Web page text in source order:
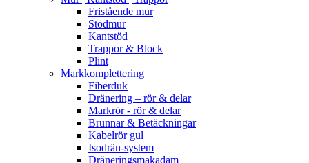
Fristående mur
Stödmur
Kantstöd
Trappor & Block
Plint
Markkomplettering
Fiberduk
Dränering – rör & delar
Markrör - rör & delar
Brunnar & Betäckningar
Kabelrör gul
Isodrän-system
Dräneringsmakadam